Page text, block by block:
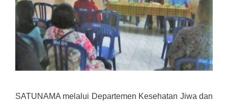
SATUNAMA melalui Departemen Kesehatan Jiwa dan